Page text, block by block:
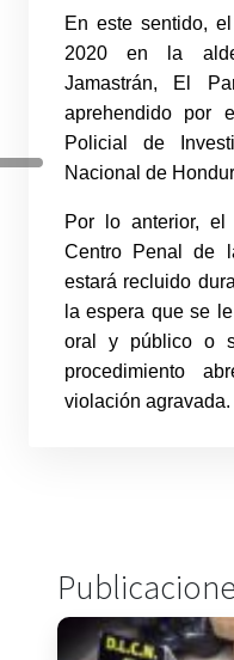
En este sentido,
2020 en la
Jamastrán, El
aprehendido por
Policial de
Nacional de
Por lo anterior, el
Centro Penal de
estará recluido
la espera que se
oral y público o
procedimiento
violación agravada.